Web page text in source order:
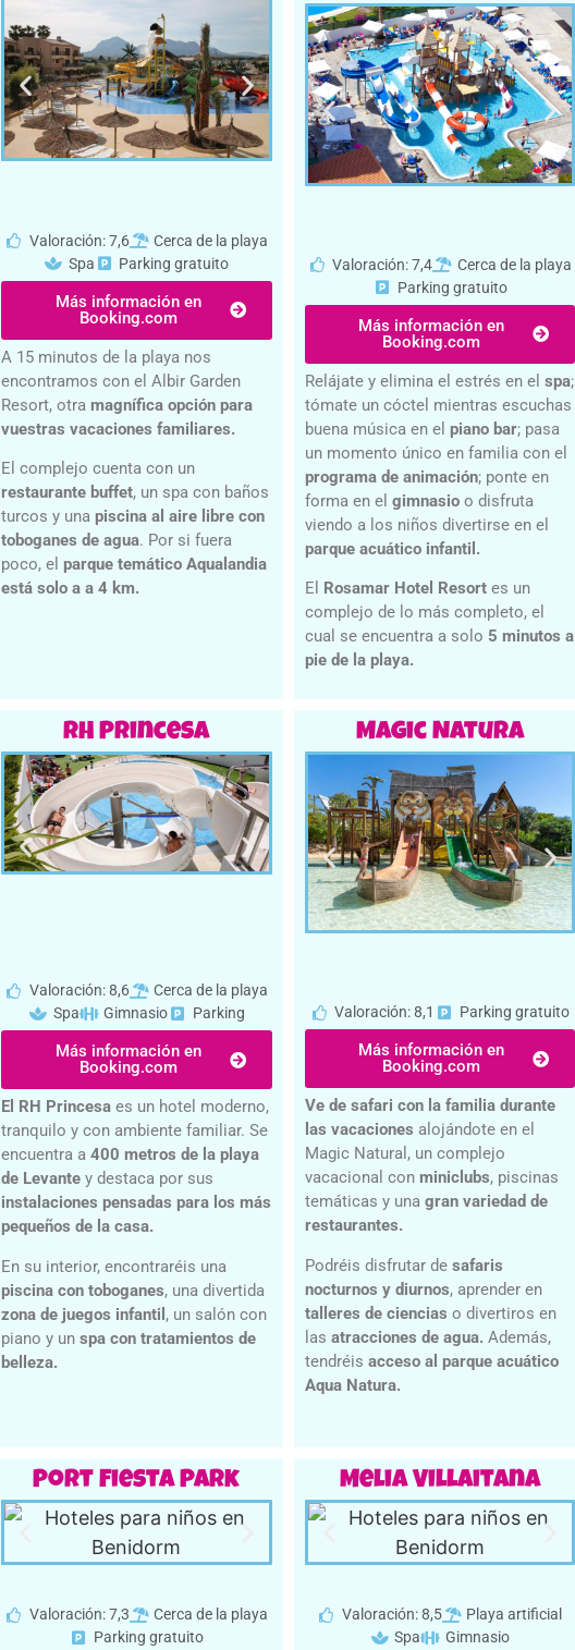
Valoración: 7,6
Cerca de la playa
Spa
Parking gratuito
Más información en
Booking.com
A 15 minutos de la playa nos
encontramos con el Albir Garden
Resort, otramagnífica opción para
vuestras vacaciones familiares.
El complejo cuenta con un
restaurante buffet, un spa con baños
turcos y unapiscina al aire libre con
toboganes de agua. Por si fuera
poco, elparque temático Aqualandia
está solo a a 4 km.
Valoración: 7,4
Cerca de la playa
Parking gratuito
Más información en
Booking.com
Relájate y elimina el estrés en el spa;
tómate un cóctel mientras escuchas
buena música en el piano bar; pasa
un momento único en familia con el
programa de animación; ponte en
forma en el gimnasioo disfruta
viendo a los niños divertirse en el
parque acuático infantil.
El Rosamar Hotel Resortes un
complejo de lo más completo, el
cual se encuentra a solo 5 minutos a
pie de la playa.
RH Princesa
Valoración: 8,6
Cerca de la playa
Spa
Gimnasio Parking
Más información en
Booking.com
El RH Princesa es un hotel moderno,
tranquilo y con ambiente familiar. Se
encuentra a400 metros de la playa
de Levante y destaca por sus
instalaciones pensadas para los más
pequeños de la casa.
En su interior, encontraréis una
piscina con toboganes, una divertida
zona de juegos infantil , un salón con
piano y unspa con tratamientos de
belleza.
Magic Natura
Valoración: 8,1 Parking gratuito
Más información en
Booking.com
Ve de safari con la familia durante
las vacaciones alojándote en el
Magic Natural, un complejo
vacacional con miniclubs, piscinas
temáticas y una gran variedad de
restaurantes.
Podréis disfrutar desafaris
nocturnos y diurnos, aprender en
talleres de ciencias o divertiros en
las atracciones de agua.Además,
tendréis acceso al parque acuático
Aqua Natura.
Port Fiesta Park
Valoración: 7,3
Cerca de la playa
Parking gratuito
Melia Villaitana
Valoración: 8,5
Playa artificial
Spa
Gimnasio